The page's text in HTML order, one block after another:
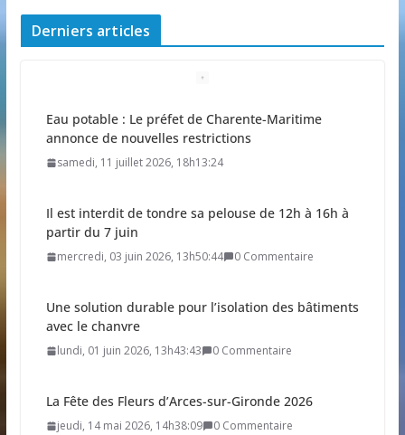
Derniers articles
Eau potable : Le préfet de Charente-Maritime
annonce de nouvelles restrictions
samedi, 11 juillet 2026, 18h13:24
Il est interdit de tondre sa pelouse de 12h à 16h à
partir du 7 juin
mercredi, 03 juin 2026, 13h50:44 0 Commentaire
Une solution durable pour l’isolation des bâtiments
avec le chanvre
lundi, 01 juin 2026, 13h43:43 0 Commentaire
La Fête des Fleurs d’Arces-sur-Gironde 2026
jeudi, 14 mai 2026, 14h38:09 0 Commentaire